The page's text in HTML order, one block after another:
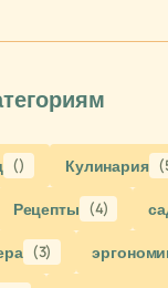
() Кулинария
Рецепты (4)
(3)